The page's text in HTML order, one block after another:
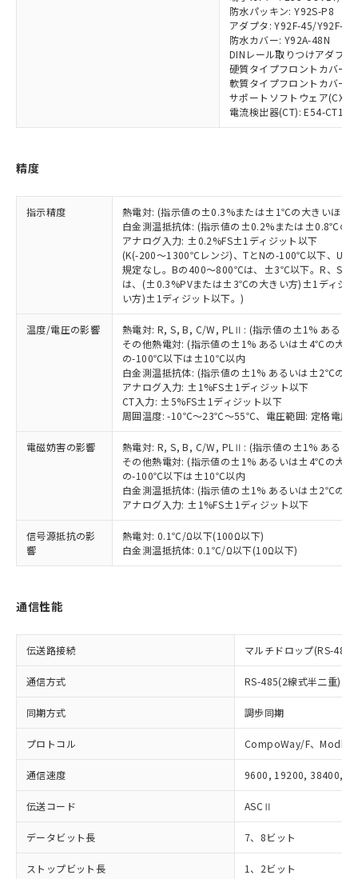
防水パッキン: Y92S-P8
アダプタ: Y92F-45/Y92F-49
防水カバー: Y92A-48N
DINレール取りつけアダプタ
硬質タイプフロントカバー:
軟質タイプフロントカバー:
サポートソフトウェア(CX-
電流検出器(CT): E54-CT1/
精度
指示精度
熱電対: (指示値の±0.3%または±1℃の大きいほう
白金測温抵抗体: (指示値の±0.2%または±0.8℃の
アナログ入力: ±0.2%FS±1ディジット以下
(K(-200～1300℃レンジ)、TとNの-100℃以下、U
規定なし。Bの400～800℃は、±3℃以下。R、S
は、(±0.3%PVまたは±3℃の大きい方)±1ディジ
い方)±1ディジット以下。)
温度/電圧の影響
熱電対: R, S, B, C/W, PLⅡ: (指示値の±1% ある
その他熱電対: (指示値の±1% あるいは±4℃の大き
の-100℃以下は±10℃以内
白金測温抵抗体: (指示値の±1% あるいは±2℃の大
アナログ入力: ±1%FS±1ディジット以下
CT入力: ±5%FS±1ディジット以下
周囲温度: -10℃～23℃～55℃、電圧範囲: 定格電圧
電磁妨害の影響
熱電対: R, S, B, C/W, PLⅡ: (指示値の±1% ある
その他熱電対: (指示値の±1% あるいは±4℃の大き
の-100℃以下は±10℃以内
白金測温抵抗体: (指示値の±1% あるいは±2℃の大
アナログ入力: ±1%FS±1ディジット以下
信号源抵抗の影
響
熱電対: 0.1℃/Ω以下(100Ω以下)
白金測温抵抗体: 0.1℃/Ω以下(10Ω以下)
通信性能
伝送路接続 マルチドロップ(RS-485)
通信方式 RS-485(2線式半二重)
同期方式 調歩同期
プロトコル CompoWay/F、Modbus
通信速度 9600, 19200, 38400,
伝送コード ASCⅡ
データビット長 7、8ビット
ストップビット長 1、2ビット
以下の条件をお読みいただき、同意のうえ
本サービスは、当社制御機器事業取扱
本サービスの対象外となる商品もある
ことをご了承ください。
在庫状況および標準価格照会結果は、
記載している更新日時点での社内デー
タに基づき作成されるものであり、閲
覧された時点での実際の在庫および標
準価格とは異なる場合があることをご
了承ください。
正式な納期状況および標準価格はお客
様のお取引先、またはお客様担当のオ
ムロン制御機器販売店・当社販売員に
ご相談ください。
オムロン制御機器販売店や当社販売拠
点は「販売ネットワーク
」をご確認
ください。
在庫状況および標準価格結果を当社の
事前の承諾なく第三者に漏洩または開
示しないようお願いします。
マイパーツ機能（部品リスト作成サー
ビス）をご利用いただくには、I-Web
メンバーズにご登録されている必要が
あります。
お客様が当ウェブサイト上で当社にご
引・商談に必要な範囲で利用すること
"個人情報
の「1.共同利
用者の範囲」に記載されている法人を
対応予定：EU RoHS指令（10物質）の非含
有に対応した製品に切り替える予定のある
対応予定なし：EU RoHS指令（10物質）の
非含有に非対応の商品で、対応品を出す予
調査・確認中：EU RoHS指令（10物質）の
非含有の対応状況を調査中または確認中の
仕入先様の事情により、非含有部品として
いたものが、含有品と判明した場合などや
むを得ず変更することがあります。
*EU RoHS指令（10物質）：
鉛(Pb) 1000ppm以下、 水銀(Hg) 1000ppm以下、 カド
ミウム(Cd) 100ppm以下、
六価クロム(Cr(Ⅵ)) 1000ppm以下、ポリ臭化ビフェニル
類(PBB) 1000ppm以下、ポリ臭化ジフェニルエーテル類
ル) (DEHP)(別名：DOP) 1000ppm以下、フタル酸ブチ
ルベンジル（BBP） 1000ppm以下、フタル酸ジブチル
（DBP） 1000ppm以下、フタル酸ジイソブチル
(DIBP) 1000ppm以下
但し、RoHS指令で産業用監視および制御機器に対する
適用除外項目は除く。
フタル酸エステル類の４物質については閾値を超える意
図的な使用がないことを確認しています。
※2 対応予定月
部品在庫の切り替え状況などにより、予定
月が前後することがあります。
とができます。
EU RoHS指令（10物質）の非含有証明書
51物質の非含有証明書（当社基準）
※本証明書は発行日時点で非含有を証明す
るもので、過去に遡って非含有を証明する
また、RoHS指令のフタル酸エステル類４
荷製品に未対応品が混在することから備考
欄に対応日を記載しておりました。
既に当社にて対応品への在庫切替を完了
していることから、特段のことがない限
り、2022年1月12日より割愛しておりま
す。
※1 中国RoHS○×表
基準値を超えていることを示します。
「－」：未確認です。当社販売部門へお問
い合わせください。
*中国RoHS10物質の基準値 (GB/T26572)：
Pb(鉛) :1000ppm、 Hg(水銀) : 1000ppm、 Cd(カドミウ
ム) : 100ppm、
Cr(Ⅵ)(六価クロム) : 1000ppm、 PBBs(ポリ臭化ビフェ
ニル類) : 1000ppm、 PBDEs(ポリ臭化ジフェニルエーテ
ル類) : 1000ppm、
DBP(フタル酸ジブチル) : 1000ppm、 DIBP(フタル酸ジ
イソブチル) : 1000ppm、 BBP(フタル酸ブチルベンジ
ル) : 1000ppm、
DEHP(フタル酸ビス(2-エチルヘキシル)) : 1000ppm
※2 環境保護使用期限
「ｅ」：有害物質（10物質）のすべてが基
準値以下であることを示します。
「10」：通常の使用状況下において有害物
質が外部に漏えいし、環境に深刻な影響を
及ぼさない年数を意味します。
「－」：未確認です。当社販売部門へお問
い合わせください。
当社は、これら貴社製品のうち、外国
為替および外国貿易法に定める商品
（以下｢規制貨物等」という）を輸出
または国外への提供する場合は、日本
国政府の輸出許可(または役務取引許
可)を取得するなどの必要な手続きを
とります。
当社は規制貨物を破棄する場合は、完
全に破砕するなど、違法に輸出されな
いよう必要な手段を講じます。
当社は貴社製品を、核兵器、ミサイ
ル、化学兵器、生物兵器またはその他
武器並びにこれらの製造装置等に一切
使用いたしません。
当社は、貴社製品を第三者に販売する
場合は、上記1、2および3の内容を当
該第三者に通知します。また当社は、
販売先および販売に係わる関係者が違
り引きをいたしません。
合意する キャンセル
説明
○ 一定数以上の在庫あり
一定数には満たないが在庫あり
在庫なし(最新の在庫状況につ
いては、お客様のお取引先、ま
たはお客様担当のオムロン制御
機器販売店・当社販売員にご確
認ください)
受注生産機種、また在庫状況の
情報を公開していない機種